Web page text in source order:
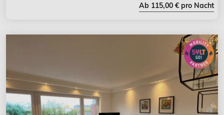
Ab 115,00 € pro Nacht